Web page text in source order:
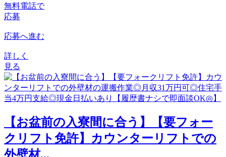
無料電話で
応募
応募へ進む
詳しく
見る
【お盆前の入寮間に合う】【要フォー
クリフト免許】カウンターリフトでの